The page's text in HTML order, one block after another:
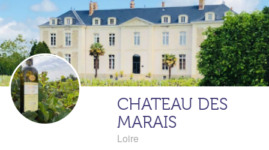
CHATEAU DES
MARAIS
Loire